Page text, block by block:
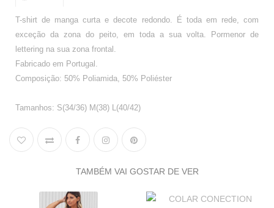
T-shirt de manga curta e decote redondo. É toda em rede, com
exceção da zona do peito, em toda a sua volta. Pormenor de
lettering na sua zona frontal.
Fabricado em Portugal.
Composição: 50% Poliamida, 50% Poliéster
Tamanhos: S(34/36) M(38) L(40/42)
TAMBÉM VAI GOSTAR DE VER